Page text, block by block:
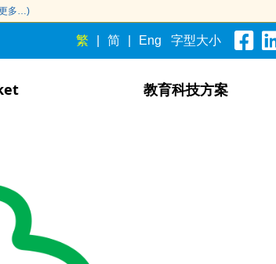
多…)
繁 简 Eng 字型大小
教育科技方案